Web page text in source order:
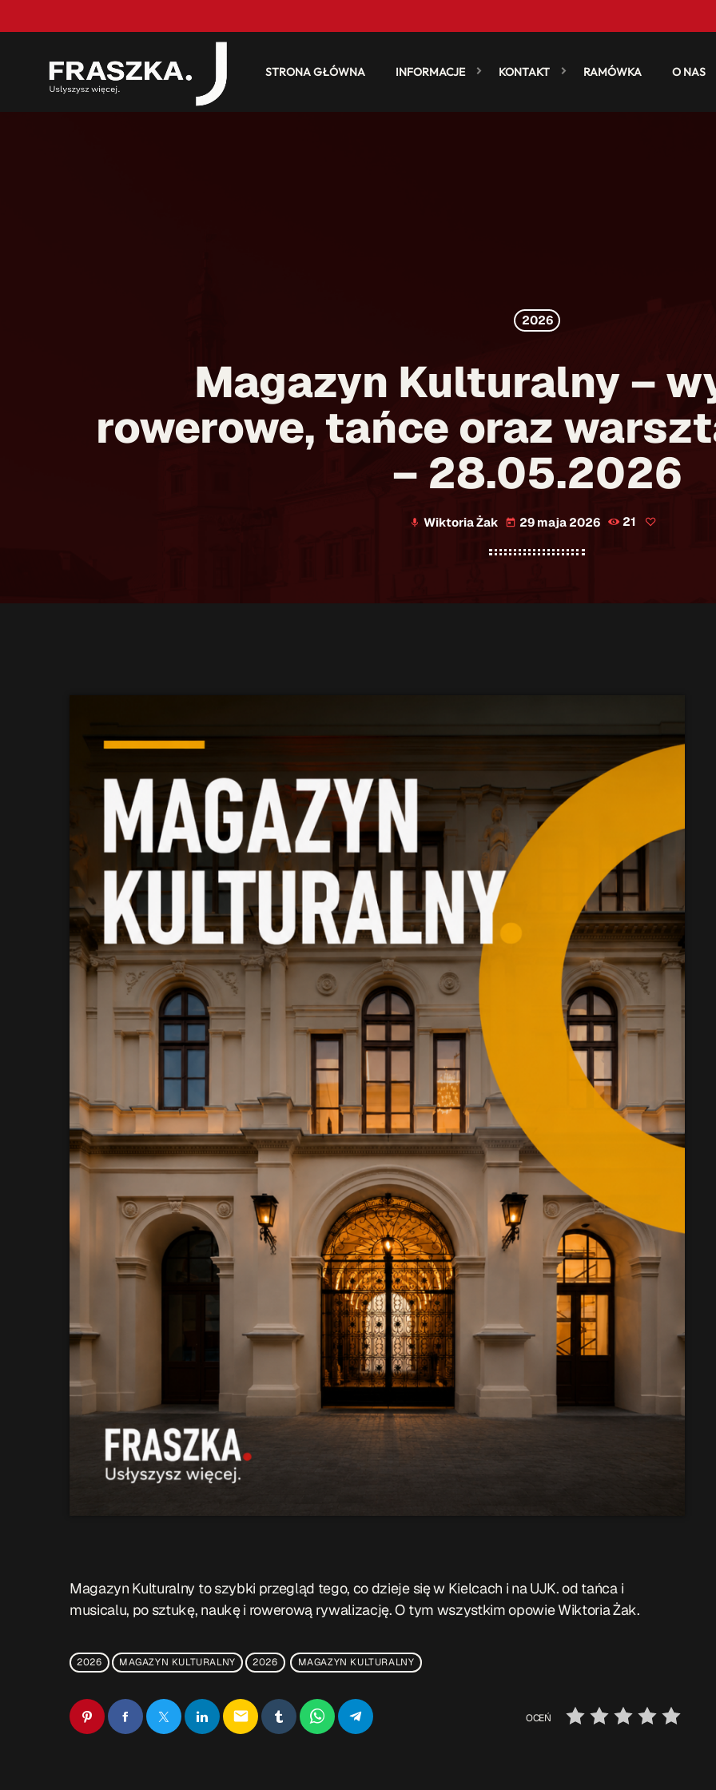
STRONA GŁÓWNA INFORMACJE KONTAKT RAMÓWKA O NAS
2026
Magazyn Kulturalny –
rowerowe, tańce oraz
– 28.05.2026
mic Wiktoria Żak today 29 maja 2026 21
Magazyn Kulturalny to szybki przegląd tego, co dzieje się w Kielcach i na UJK. od tańca i
musicalu, po sztukę, naukę i rowerową rywalizację. O tym wszystkim opowie Wiktoria Żak.
2026 MAGAZYN KULTURALNY 2026 MAGAZYN KULTURALNY
email OCEŃ